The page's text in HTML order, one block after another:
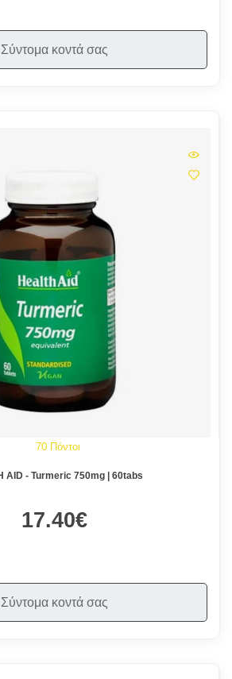
Σύντομα κοντά σας
70 Πόντοι
AID - Turmeric 750mg | 60tabs
17.40€
Σύντομα κοντά σας